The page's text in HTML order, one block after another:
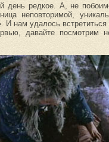
редкое. А, не
неповторимой,
нам удалось
давайте